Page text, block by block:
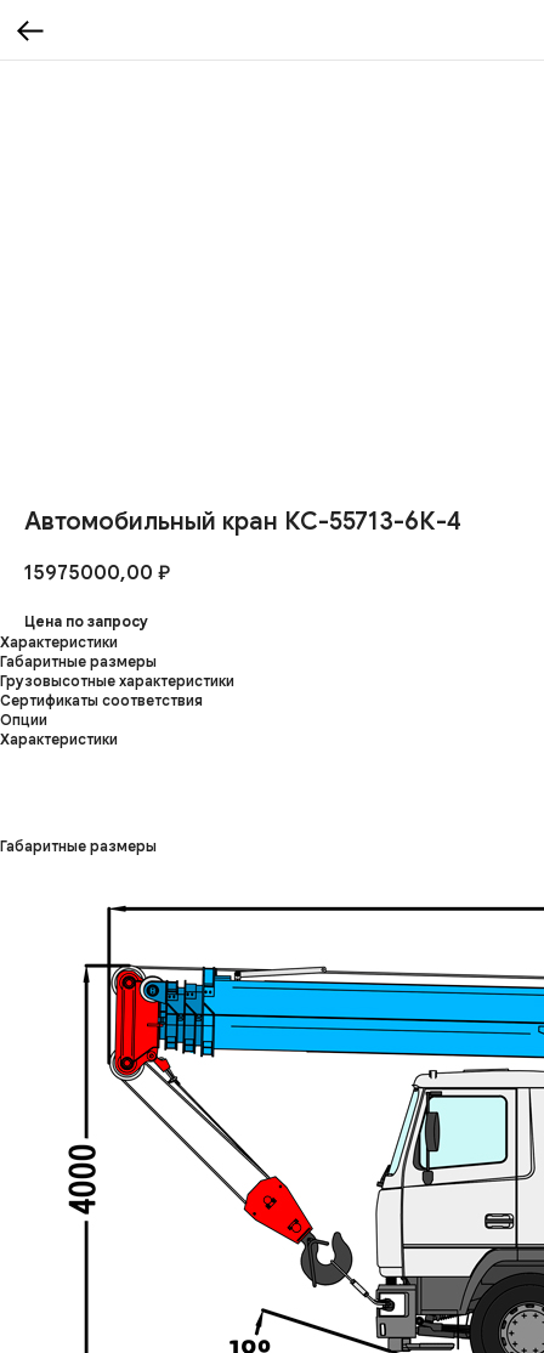
Автомобильный кран КС-55713-6К-4
15975000,00 ₽
Цена по запросу
Характеристики
Габаритные размеры
Грузовысотные характеристики
Сертификаты соответствия
Опции
Характеристики
Габаритные размеры